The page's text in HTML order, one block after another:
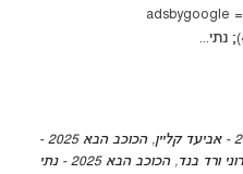
בטיקטוק | עקבו אחרינו בפייסבוק (adsbygoogle =
,
הכוכב הבא 2025 -
,
הכוכב הבא 2025 - נתי